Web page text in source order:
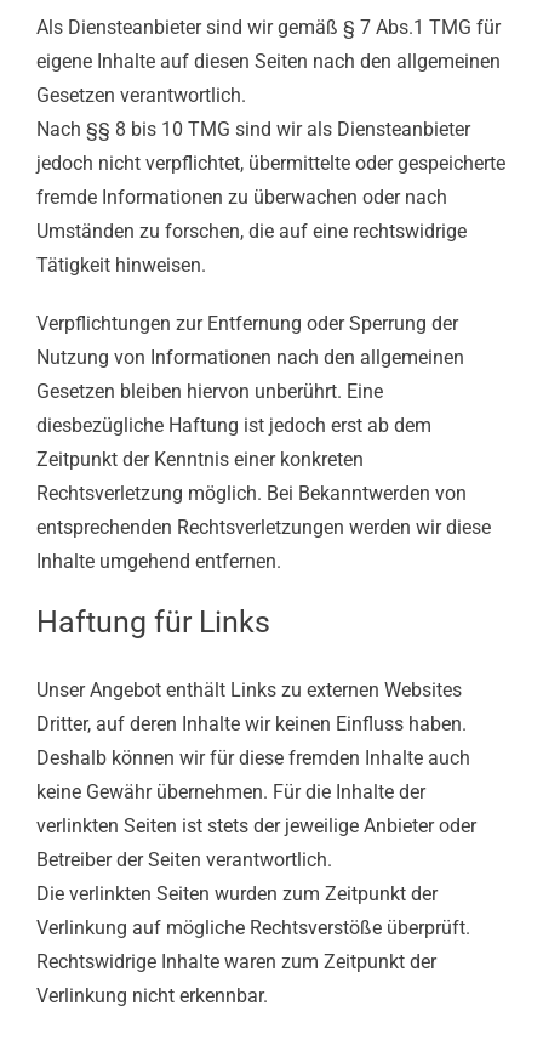
Als Diensteanbieter sind wir gemäß § 7 Abs.1 TMG für
eigene Inhalte auf diesen Seiten nach den allgemeinen
Gesetzen verantwortlich.
Nach §§ 8 bis 10 TMG sind wir als Diensteanbieter
jedoch nicht verpflichtet, übermittelte oder gespeicherte
fremde Informationen zu überwachen oder nach
Umständen zu forschen, die auf eine rechtswidrige
Tätigkeit hinweisen.
Verpflichtungen zur Entfernung oder Sperrung der
Nutzung von Informationen nach den allgemeinen
Gesetzen bleiben hiervon unberührt. Eine
diesbezügliche Haftung ist jedoch erst ab dem
Zeitpunkt der Kenntnis einer konkreten
Rechtsverletzung möglich. Bei Bekanntwerden von
entsprechenden Rechtsverletzungen werden wir diese
Inhalte umgehend entfernen.
Haftung für Links
Unser Angebot enthält Links zu externen Websites
Dritter, auf deren Inhalte wir keinen Einfluss haben.
Deshalb können wir für diese fremden Inhalte auch
keine Gewähr übernehmen. Für die Inhalte der
verlinkten Seiten ist stets der jeweilige Anbieter oder
Betreiber der Seiten verantwortlich.
Die verlinkten Seiten wurden zum Zeitpunkt der
Verlinkung auf mögliche Rechtsverstöße überprüft.
Rechtswidrige Inhalte waren zum Zeitpunkt der
Verlinkung nicht erkennbar.